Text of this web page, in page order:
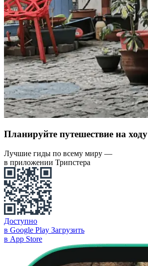
Планируйте путешествие на ходу
Лучшие гиды по всему миру —
в приложении Трипстера
Доступно
в Google Play Загрузить
в App Store